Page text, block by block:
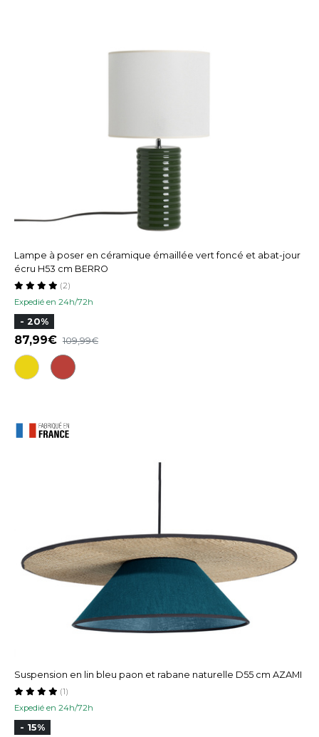
Lampe à poser en céramique émaillée vert foncé et abat-jour
écru H53 cm BERRO
Expedié en 24h/72h
(2)
- 20%
87,99 109,99
Suspension en lin bleu paon et rabane naturelle D55 cm AZAMI
Expedié en 24h/72h
(1)
- 15%